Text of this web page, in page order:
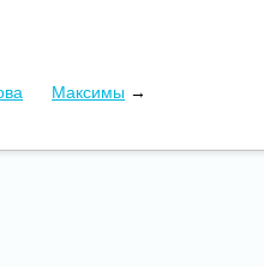
Максимы →